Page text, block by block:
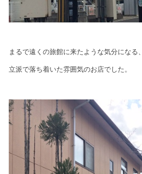
まるで遠くの旅館に来たような気分になる、
立派で落ち着いた雰囲気のお店でした。